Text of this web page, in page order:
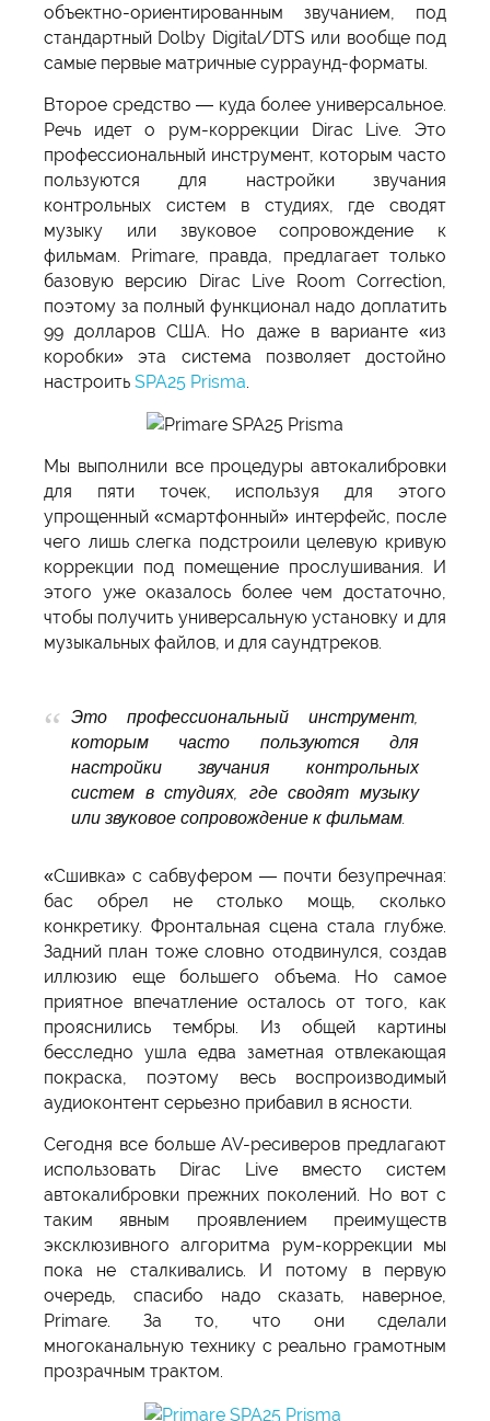
объектно-ориентированным звучанием, под
стандартный Dolby Digital/DTS или вообще под
самые первые матричные сурраунд-форматы.
Второе средство — куда более универсальное.
Речь идет о рум-коррекции Dirac Live. Это
профессиональный инструмент, которым часто
пользуются для настройки звучания
контрольных систем в студиях, где сводят
музыку или звуковое сопровождение к
фильмам. Primare, правда, предлагает только
базовую версию Dirac Live Room Correction,
поэтому за полный функционал надо доплатить
99 долларов США. Но даже в варианте «из
коробки» эта система позволяет достойно
настроить SPA25 Prisma.
Мы выполнили все процедуры автокалибровки
для пяти точек, используя для этого
упрощенный «смартфонный» интерфейс, после
чего лишь слегка подстроили целевую кривую
коррекции под помещение прослушивания. И
этого уже оказалось более чем достаточно,
чтобы получить универсальную установку и для
музыкальных файлов, и для саундтреков.
Это профессиональный инструмент,
которым часто пользуются для
настройки звучания контрольных
систем в студиях, где сводят музыку
или звуковое сопровождение к фильмам.
«Сшивка» с сабвуфером — почти безупречная:
бас обрел не столько мощь, сколько
конкретику. Фронтальная сцена стала глубже.
Задний план тоже словно отодвинулся, создав
иллюзию еще большего объема. Но самое
приятное впечатление осталось от того, как
прояснились тембры. Из общей картины
бесследно ушла едва заметная отвлекающая
покраска, поэтому весь воспроизводимый
аудиоконтент серьезно прибавил в ясности.
Сегодня все больше AV-ресиверов предлагают
использовать Dirac Live вместо систем
автокалибровки прежних поколений. Но вот с
таким явным проявлением преимуществ
эксклюзивного алгоритма рум-коррекции мы
пока не сталкивались. И потому в первую
очередь, спасибо надо сказать, наверное,
Primare. За то, что они сделали
многоканальную технику с реально грамотным
прозрачным трактом.